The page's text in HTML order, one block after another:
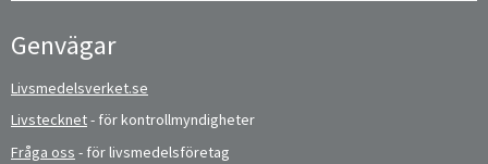
Genvägar
Livsmedelsverket.se
Livstecknet- för kontrollmyndigheter
Fråga oss - för livsmedelsföretag